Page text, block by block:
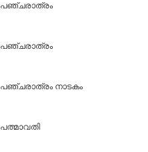
പഞ്ചരാത്രം
പഞ്ചരാത്രം
പഞ്ചരാത്രം നാടകം
പത്മാവതി